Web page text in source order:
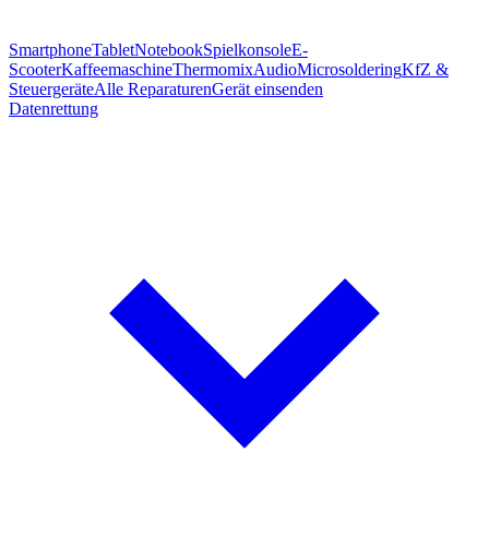
SmartphoneTabletNotebookSpielkonsoleE-
ScooterKaffeemaschineThermomixAudioMicrosolderingKfZ &
SteuergeräteAlle ReparaturenGerät einsenden
Datenrettung